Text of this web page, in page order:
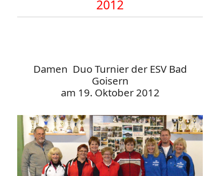
2012
Damen Duo Turnier der ESV Bad
Goisern
am 19. Oktober 2012